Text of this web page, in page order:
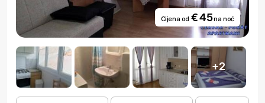
Cijena od € 45na noć
+2